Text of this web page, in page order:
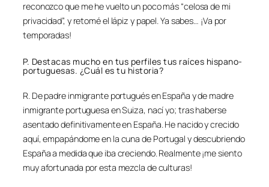
reconozco que me he vuelto un poco más “celosa de mi
privacidad”, y retomé el lápiz y papel. Ya sabes… ¡Va por
temporadas!
P. Destacas mucho en tus perfiles tus raíces hispano-
portuguesas. ¿Cuál es tu historia?
R. De padre inmigrante portugués en España y de madre
inmigrante portuguesa en Suiza, nací yo; tras haberse
asentado definitivamente en España. He nacido y crecido
aquí, empapándome en la cuna de Portugal y descubriendo
España a medida que iba creciendo. Realmente ¡me siento
muy afortunada por esta mezcla de culturas!